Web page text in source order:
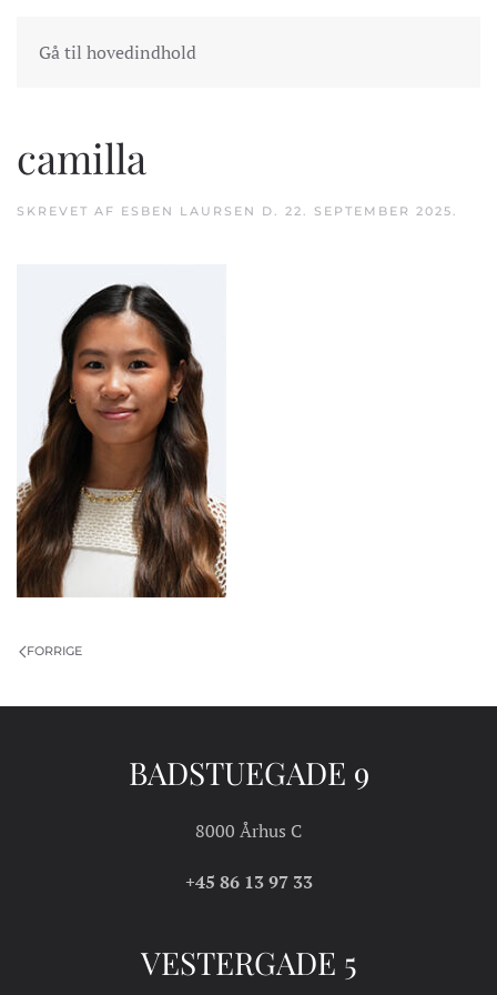
Gå til hovedindholdINDKØBSKURV
camilla
SKREVET AF ESBEN LAURSEN D. 22. SEPTEMBER 2025.
FORRIGE
BADSTUEGADE 9
8000 Århus C
+45 86 13 97 33
VESTERGADE 5